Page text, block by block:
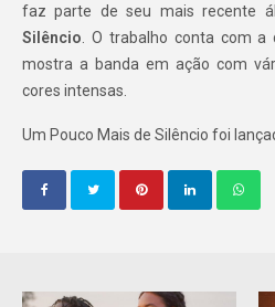
faz parte de seu mais recente
Silêncio. O trabalho conta com a
mostra a banda em ação com
cores intensas.
Um Pouco Mais de Silêncio foi